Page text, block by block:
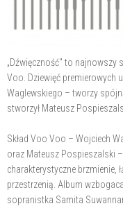
„Dźwięczność" to najnowszy
Voo. Dziewięć premierowych
Waglewskiego – tworzy
stworzył Mateusz
Skład Voo Voo – Wojciech
oraz Mateusz Pospieszalski
charakterystyczne brzmienie,
przestrzenią. Album
sopranistka Samita